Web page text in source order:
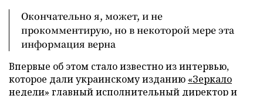
Окончательно я, может, и не
прокомментирую, но в некоторой мере эта
информация верна
Впервые об этом стало известно из интервью,
которое дали украинскому изданию «Зеркало
недели» главный исполнительный директор и